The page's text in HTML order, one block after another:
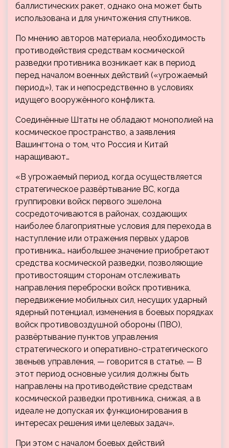
баллистических ракет, однако она может быть
использована и для уничтожения спутников.
По мнению авторов материала, необходимость
противодействия средствам космической
разведки противника возникает как в период
перед началом военных действий («угрожаемый
период»), так и непосредственно в условиях
идущего вооружённого конфликта.
Соединённые Штаты не обладают монополией на
космическое пространство, а заявления
Вашингтона о том, что Россия и Китай
наращивают…
«В угрожаемый период, когда осуществляется
стратегическое развёртывание ВС, когда
группировки войск первого эшелона
сосредоточиваются в районах, создающих
наиболее благоприятные условия для перехода в
наступление или отражения первых ударов
противника… наибольшее значение приобретают
средства космической разведки, позволяющие
противостоящим сторонам отслеживать
направления переброски войск противника,
передвижение мобильных сил, несущих ударный
ядерный потенциал, изменения в боевых порядках
войск противовоздушной обороны (ПВО),
развёртывание пунктов управления
стратегического и оперативно-стратегического
звеньев управления, — говорится в статье. — В
этот период основные усилия должны быть
направлены на противодействие средствам
космической разведки противника, снижая, а в
идеале не допуская их функционирования в
интересах решения ими целевых задач».
При этом с началом боевых действий